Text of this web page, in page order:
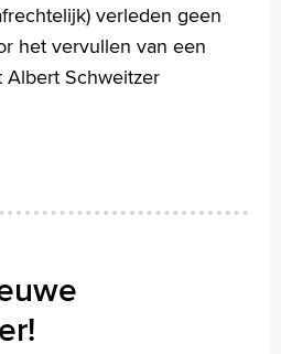
verleden geen
het vervullen van een
Schweitzer